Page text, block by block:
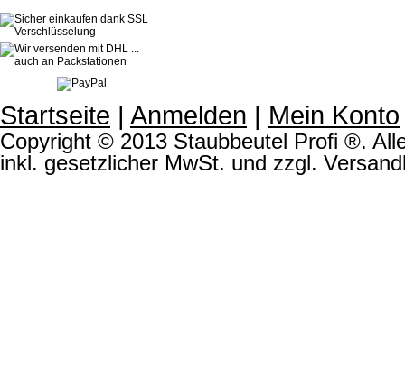
Startseite | Anmelden | Mein Konto
Copyright © 2013 Staubbeutel Profi ®.
inkl. gesetzlicher MwSt. und zzgl.